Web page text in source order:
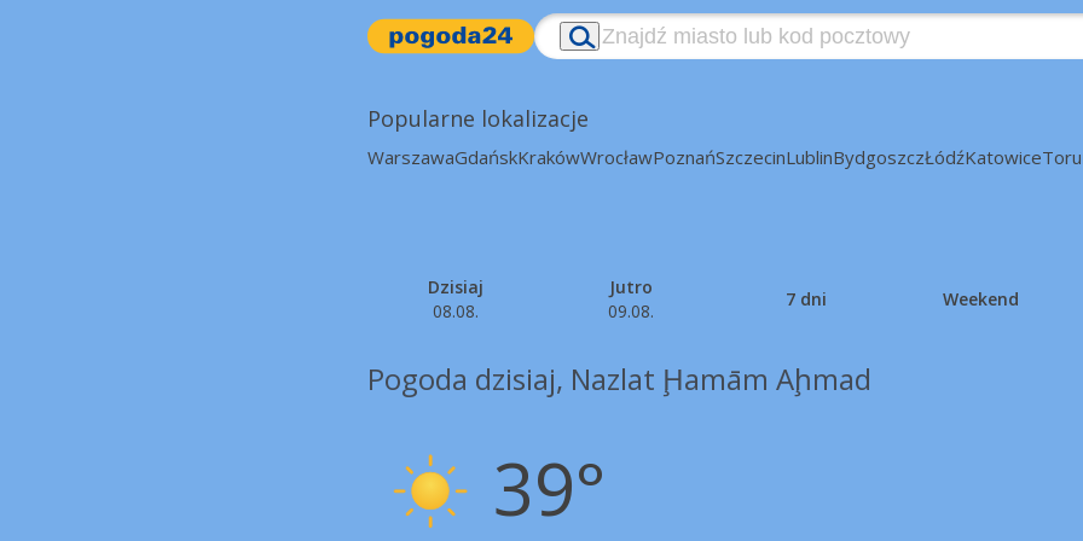
Popularne lokalizacje
WarszawaGdańskKrakówWrocławPoznańSzczecinLublinBydgoszczŁódźKatowice
Dzisiaj
08.08.
Jutro
09.08.
7 dni Weekend
Pogoda dzisiaj, Nazlat Ḩamām Aḩmad
39°